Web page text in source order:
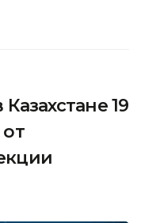
19